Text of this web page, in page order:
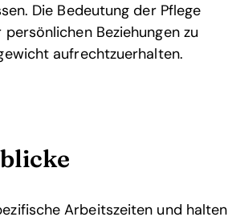
Die Bedeutung der Pflege
Beziehungen zu
aufrechtzuerhalten.
Arbeitszeiten und halten